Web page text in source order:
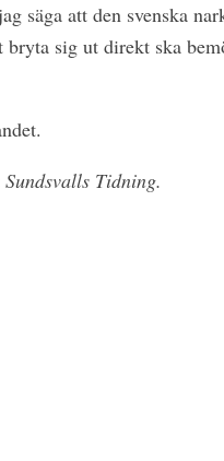
säga att den svenska
sig ut direkt ska
Tidning.